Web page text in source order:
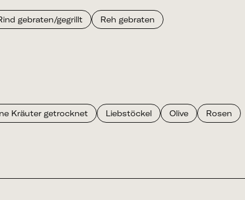
gebraten/gegrillt
Reh gebraten
Kräuter getrocknet Liebstöckel Olive Rosen